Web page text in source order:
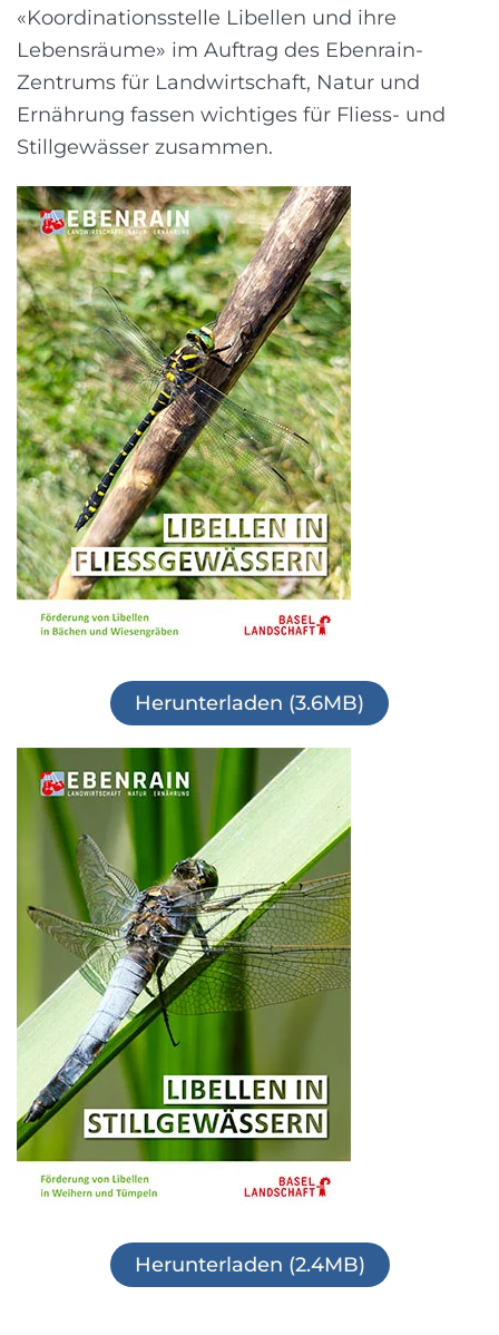
«Koordinationsstelle Libellen und ihre
Lebensräume» im Auftrag des Ebenrain-
Zentrums für Landwirtschaft, Natur und
Ernährung fassen wichtiges für Fliess- und
Stillgewässer zusammen.
Herunterladen (3.6MB)
Herunterladen (2.4MB)